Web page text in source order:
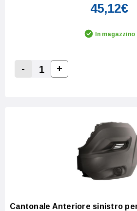
45,12€
In magazzino
Decrease Quantity:
-
Increase Quantity:
+
Cantonale Anteriore sinistro per